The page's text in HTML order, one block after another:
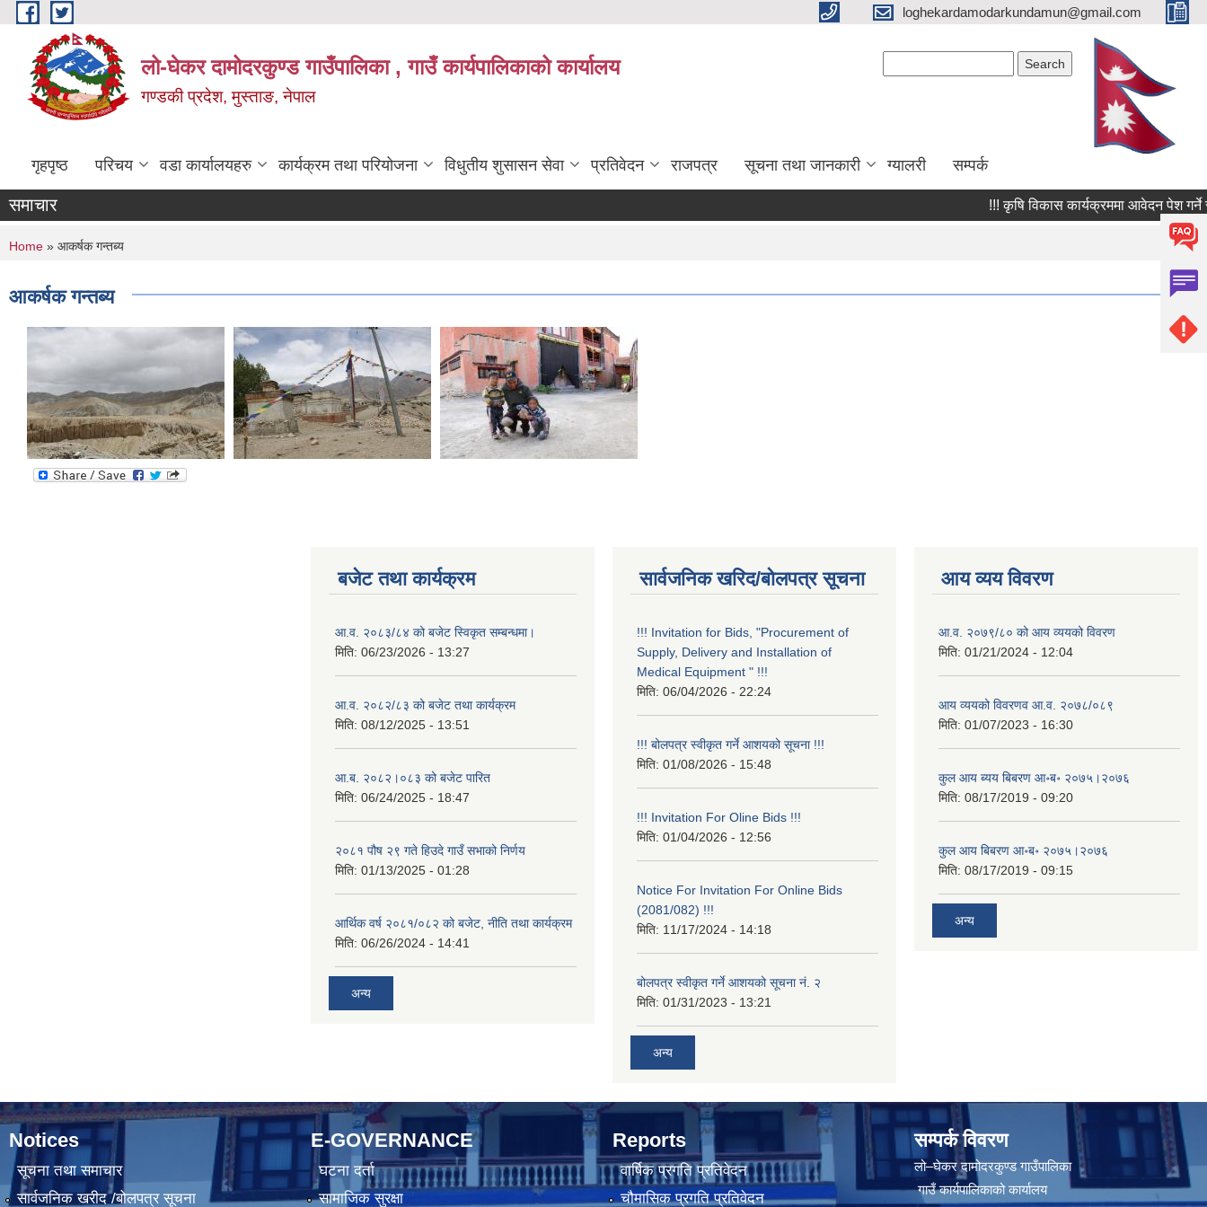
Skip to main content loghekardamodarkundamun@gmail.com
लो-घेकर दामोदरकुण्ड गाउँपालिका , गाउँ कार्यपालिकाको कार्यालय
गण्डकी प्रदेश, मुस्ताङ, नेपाल
गृहपृष्ठ परिचय वडा कार्यालयहरु कार्यक्रम तथा परियोजना विधुतीय शुसासन सेवा प्रतिवेदन राजपत्र सूचना तथा जानकारी ग्यालरी सम्पर्क
समाचार !!! कृषि विकास कार्यक्रममा आवेदन पेश गर्ने
You are here
Home » आकर्षक गन्तब्य
आकर्षक गन्तब्य
बजेट तथा कार्यक्रम
आ.व. २०८३/८४ को बजेट स्विकृत सम्बन्धमा।
मिति: 06/23/2026 - 13:27
आ.व. २०८२/८३ को बजेट तथा कार्यक्रम
मिति: 08/12/2025 - 13:51
आ.ब. २०८२।०८३ को बजेट पारित
मिति: 06/24/2025 - 18:47
२०८१ पौष २९ गते हिउदे गाउँ सभाको निर्णय
मिति: 01/13/2025 - 01:28
आर्थिक वर्ष २०८१/०८२ को बजेट, नीति तथा कार्यक्रम
मिति: 06/26/2024 - 14:41
अन्य
सार्वजनिक खरिद/बोलपत्र सूचना
!!! Invitation for Bids, "Procurement of
Supply, Delivery and Installation of
Medical Equipment " !!!
मिति: 06/04/2026 - 22:24
!!! बोलपत्र स्वीकृत गर्ने आशयको सूचना !!!
मिति: 01/08/2026 - 15:48
!!! Invitation For Oline Bids !!!
मिति: 01/04/2026 - 12:56
Notice For Invitation For Online Bids
(2081/082) !!!
मिति: 11/17/2024 - 14:18
बोलपत्र स्वीकृत गर्ने आशयको सूचना नं. २
मिति: 01/31/2023 - 13:21
अन्य
आय व्यय विवरण
आ.व. २०७९/८० को आय व्ययको विवरण
मिति: 01/21/2024 - 12:04
आय व्ययको विवरणव आ.व. २०७८/०८९
मिति: 01/07/2023 - 16:30
कुल आय ब्यय बिबरण आ॰ब॰ २०७५।२०७६
मिति: 08/17/2019 - 09:20
कुल आय बिबरण आ॰ब॰ २०७५।२०७६
मिति: 08/17/2019 - 09:15
अन्य
Notices
सूचना तथा समाचार
सार्वजनिक खरीद /बोलपत्र सूचना
E-GOVERNANCE
घटना दर्ता
सामाजिक सुरक्षा
Reports
वार्षिक प्रगति प्रतिवेदन
चौमासिक प्रगति प्रतिवेदन
सम्पर्क विवरण
लो–घेकर दामोदरकुण्ड गाउँपालिका
गाउँ कार्यपालिकाको कार्यालय